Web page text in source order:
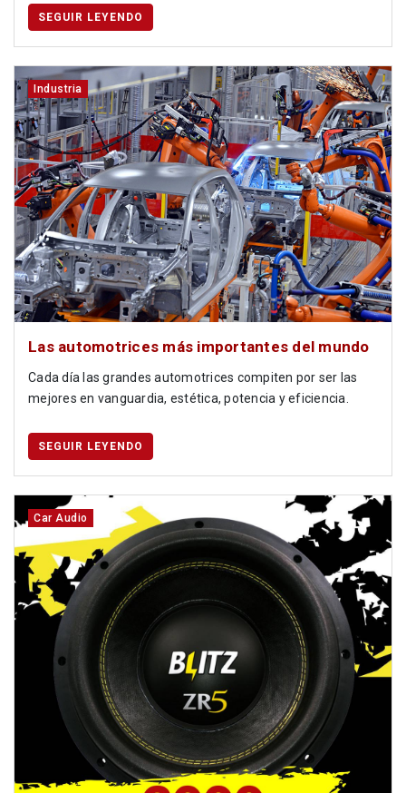
SEGUIR LEYENDO
Industria
Las automotrices más importantes del mundo
Cada día las grandes automotrices compiten por ser las
mejores en vanguardia, estética, potencia y eficiencia.
SEGUIR LEYENDO
Car Audio